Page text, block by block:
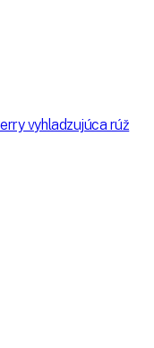
vyhladzujúca rúž